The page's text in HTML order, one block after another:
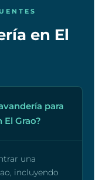
en El
para
Grao?
una
incluyendo